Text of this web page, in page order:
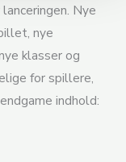
Nye
nye
klasser og
for spillere,
indhold: